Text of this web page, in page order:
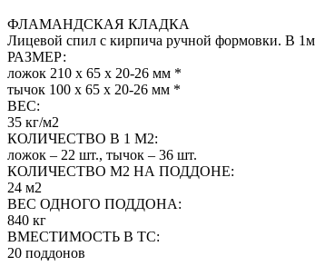
ФЛАМАНДСКАЯ КЛАДКА
Лицевой спил с кирпича ручной формовки. В
РАЗМЕР:
ложок 210 х 65 х 20-26 мм *
тычок 100 х 65 х 20-26 мм *
ВЕС:
35 кг/м2
КОЛИЧЕСТВО В 1 М2:
ложок – 22 шт., тычок – 36 шт.
КОЛИЧЕСТВО М2 НА ПОДДОНЕ:
24 м2
ВЕС ОДНОГО ПОДДОНА:
840 кг
ВМЕСТИМОСТЬ В ТС:
20 поддонов